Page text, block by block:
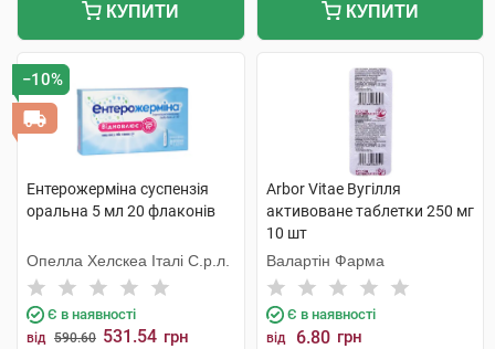
КУПИТИ КУПИТИ
−10%
Ентерожерміна суспензія
оральна 5 мл 20 флаконів
Опелла Хелскеа Італі С.р.л.
Є в наявності
від 590.60 531.54 грн
Arbor Vitae Вугілля
активоване таблетки 250 мг
10 шт
Валартін Фарма
Є в наявності
від 6.80 грн